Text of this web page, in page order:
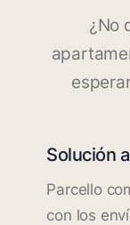
¿No
Solución
Parcello
con los